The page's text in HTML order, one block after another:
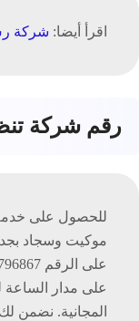
اقرأ أيضا: شركة
رقم شركة
للحصول على
موكيت وسجاد
على مدار الساعة
المجانية. نضمن